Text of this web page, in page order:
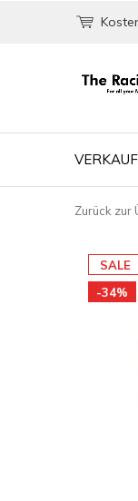
VERKAUF
Zurück zur
SALE
-34%